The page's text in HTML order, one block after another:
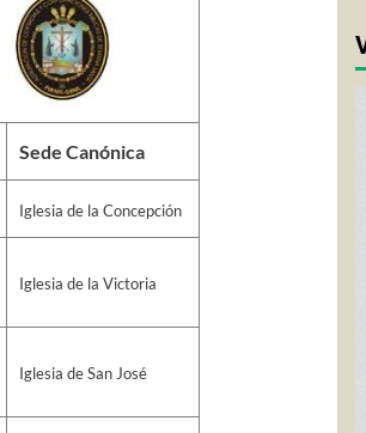
Sede Canónica
Iglesia de la Concepción
Iglesia de la Victoria
Iglesia de San José